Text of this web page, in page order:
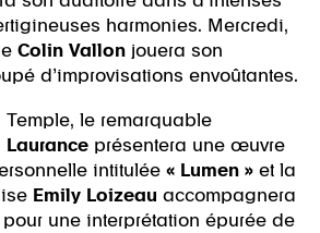
harmonies. Mercredi,
Colin Vallon jouera son
d’improvisations envoûtantes.
Temple, le remarquable
Laurance présentera une œuvre
intitulée « Lumen » et la
Emily Loizeau accompagnera
une interprétation épurée de